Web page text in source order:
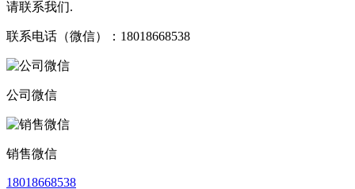
请联系我们.
联系电话（微信）：18018668538
公司微信
销售微信
18018668538